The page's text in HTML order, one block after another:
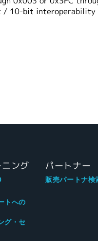
/ 10-bit interoperability
ング
トへの
グ・セ
パートナー
販売パートナ検